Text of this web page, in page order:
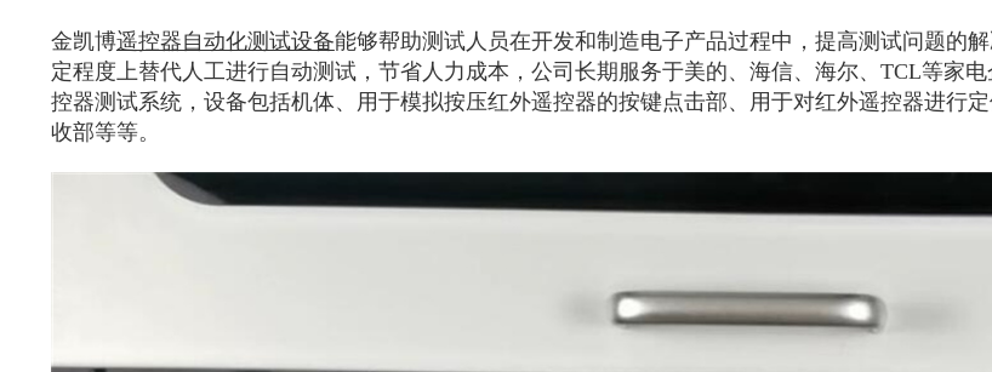
金凯博遥控器自动化测试设备能够帮助测试人员在开发和制造电子产品过程中，提高测试问题的
定程度上替代人工进行自动测试，节省人力成本，公司长期服务于美的、海信、海尔、TCL等家
控器测试系统，设备包括机体、用于模拟按压红外遥控器的按键点击部、用于对红外遥控器进行
收部等等。